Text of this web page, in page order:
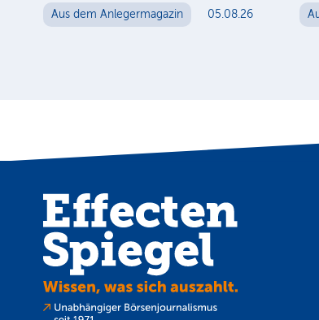
Aus dem Anlegermagazin 05.08.26